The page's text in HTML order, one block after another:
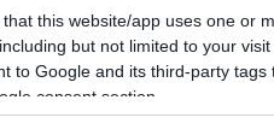
that this website/app uses one or
but not limited to your
to Google and its third-party
consent section.
bejegyzés
következő szintre léptek.